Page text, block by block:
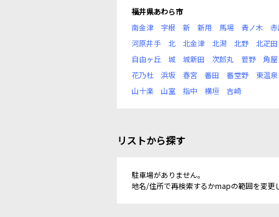
福井県あわら市
南金津
宇根 新 新用 馬場 青ノ木
河原井手
北 北金津 北潟 北野 北疋田
自由ヶ丘
城 城新田 次郎丸 菅野 角屋
花乃杜
浜坂 春宮 番田 番堂野 東温泉
山十楽
山室 指中 横垣 吉崎
リストから探す
駐車場がありません。
地名/住所で再検索するかmapの範囲を変更